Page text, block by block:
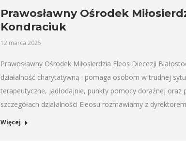
Prawosławny Ośrodek
Kondraciuk
12 marca 2025
Prawosławny Ośrodek Miłosierdzia Eleos Diecezji
działalność charytatywną i pomaga osobom w trudnej
terapeutyczne, jadłodajnie, punkty pomocy doraźnej
szczegółach działalności Eleosu rozmawiamy z
Więcej